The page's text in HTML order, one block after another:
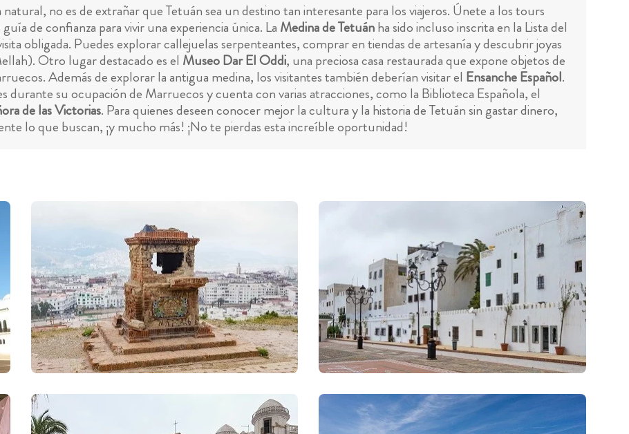
no es de extrañar que Tetuán sea un destino tan interesante para los viajeros. Únete a los tours
de confianza para vivir una experiencia única. La Medina de Tetuánha sido incluso inscrita en la Lista del
obligada. Puedes explorar callejuelas serpenteantes, comprar en tiendas de artesanía y descubrir joyas
Otro lugar destacado es el Museo Dar El Oddi, una preciosa casa restaurada que expone objetos de
Además de explorar la antigua medina, los visitantes también deberían visitar el Ensanche Español.
durante su ocupación de Marruecos y cuenta con varias atracciones, como la Biblioteca Española, el
de las Victorias. Para quienes deseen conocer mejor la cultura y la historia de Tetuán sin gastar dinero,
lo que buscan, ¡y mucho más! ¡No te pierdas esta increíble oportunidad!